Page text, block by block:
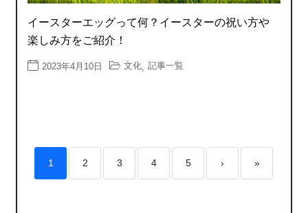
イースターエッグって何？イースターの祝い方や
楽しみ方をご紹介！
2023年4月10日 文化, 記事一覧
1 2 3 4 5 › »